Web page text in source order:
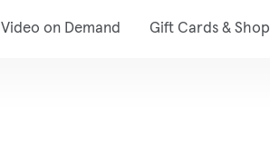
Video on Demand Gift Cards & Shop